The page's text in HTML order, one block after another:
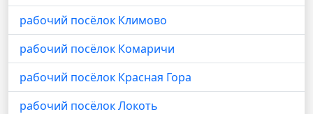
рабочий посёлок Климово
рабочий посёлок Комаричи
рабочий посёлок Красная Гора
рабочий посёлок Локоть